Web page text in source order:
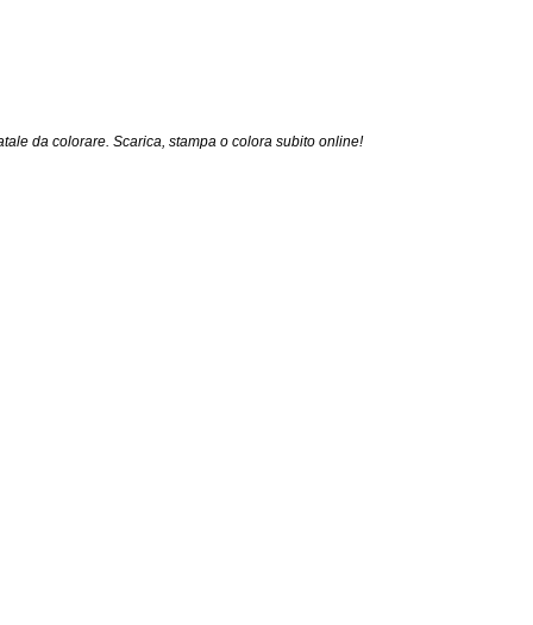
da colorare. Scarica, stampa o colora subito online!